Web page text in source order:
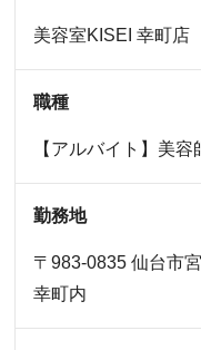
美容室KISEI 幸町店
職種
【アルバイト】美容
勤務地
〒983-0835 仙台市
幸町内